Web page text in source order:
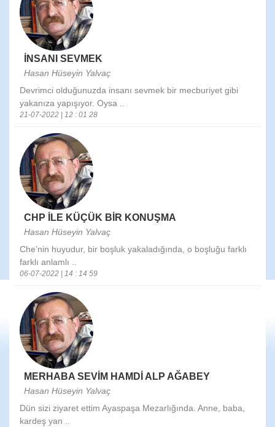
İNSANI SEVMEK
Hasan Hüseyin Yalvaç
Devrimci olduğunuzda insanı sevmek bir mecburiyet gibi
yakanıza yapışıyor. Oysa ..
21-07-2022 | 12 : 01 28
CHP İLE KÜÇÜK BİR KONUŞMA
Hasan Hüseyin Yalvaç
Che’nin huyudur, bir boşluk yakaladığında, o boşluğu farklı
farklı anlamlı ..
06-07-2022 | 14 : 14 59
MERHABA SEVİM HAMDİ ALP AĞABEY
Hasan Hüseyin Yalvaç
Dün sizi ziyaret ettim Ayaspaşa Mezarlığında. Anne, baba,
kardeş yan ..